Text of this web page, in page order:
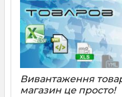
Вивантаження
магазин це просто!